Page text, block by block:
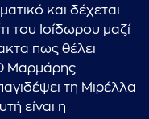
και δέχεται
του Ισίδωρου μαζί
πως θέλει
Μαρμάρης
τη Μιρέλλα
είναι η